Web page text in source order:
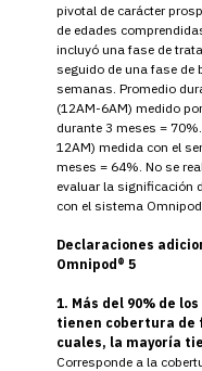
pivotal de carácter
de edades
incluyó una fase de
seguido de una fase de
semanas. Promedio
(12AM-6AM) medido
durante 3 meses =
12AM) medida con el
meses = 64%. No se
evaluar la significación
con el sistema Omnipod
Declaraciones
Omnipod® 5
1. Más del 90% de
tienen cobertura de
cuales, la mayoría
Corresponde a la